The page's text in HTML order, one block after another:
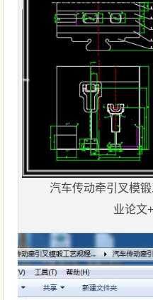
汽车传动牵引叉模
业论文